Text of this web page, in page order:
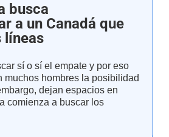
busca
a un Canadá que
líneas
sí o sí el empate y por eso
muchos hombres la posibilidad
dejan espacios en
comienza a buscar los